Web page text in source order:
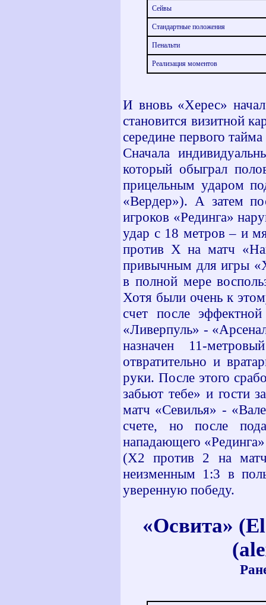
Сейвы
Стандартные положения
Пенальти
Реализация моментов
И вновь «Херес»
становится визитной
середине первого
Сначала
который обыграл
прицельным ударом
«Вердер»). А затем
игроков «Рединга»
удар с 18 метров – и
против Х на матч
привычным для игры
в полной мере
Хотя были очень к
счет после
«Ливерпуль» -
назначен 11-
отвратительно и
руки. После этого
забьют тебе» и гости
матч «Севилья» -
счете, но после
нападающего
(Х2 против 2 на
неизменным 1:3 в
уверенную победу.
«Освита»